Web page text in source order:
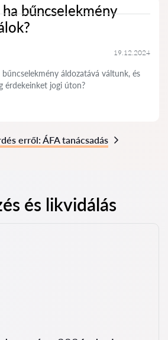
bűncselekmény
19.12.2024
áldozatává váltunk, és
érdekeinket jogi úton?
erről: ÁFA tanácsadás
és likvidálás